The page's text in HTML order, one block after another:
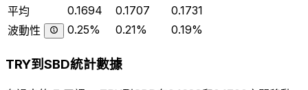
平均
0.1694 0.1707
0.1731
波動性
0.25% 0.21% 0.19%
TRY到SBD統計數據